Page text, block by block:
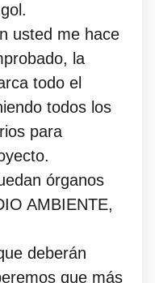
usted me hace
la
todo el
todos los
para
órganos
AMBIENTE,
deberán
que más